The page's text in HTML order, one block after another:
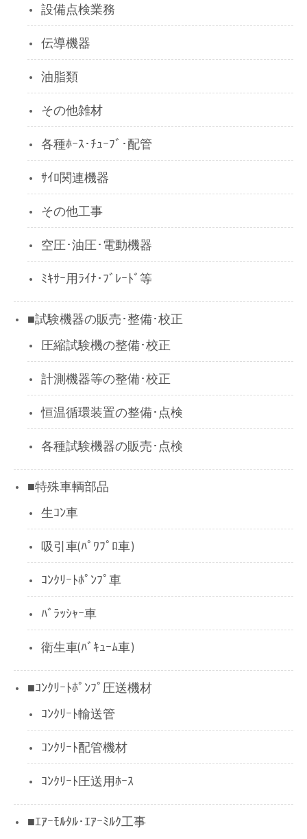
設備点検業務
伝導機器
油脂類
その他雑材
各種ﾎｰｽ･ﾁｭｰﾌﾞ･配管
ｻｲﾛ関連機器
その他工事
空圧･油圧･電動機器
ﾐｷｻｰ用ﾗｲﾅ･ﾌﾞﾚｰﾄﾞ等
■試験機器の販売･整備･校正
圧縮試験機の整備･校正
計測機器等の整備･校正
恒温循環装置の整備･点検
各種試験機器の販売･点検
■特殊車輌部品
生ｺﾝ車
吸引車(ﾊﾟﾜﾌﾟﾛ車)
ｺﾝｸﾘｰﾄﾎﾟﾝﾌﾟ車
ﾊﾞﾗｯｼｬｰ車
衛生車(ﾊﾞｷｭｰﾑ車)
■ｺﾝｸﾘｰﾄﾎﾟﾝﾌﾟ圧送機材
ｺﾝｸﾘｰﾄ輸送管
ｺﾝｸﾘｰﾄ配管機材
ｺﾝｸﾘｰﾄ圧送用ﾎｰｽ
■ｴｱｰﾓﾙﾀﾙ･ｴｱｰﾐﾙｸ工事